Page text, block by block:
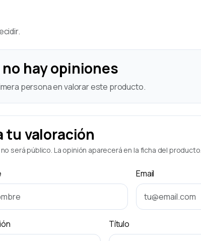
hay opiniones
persona en valorar este producto.
tu valoración
no será público. La opinión aparecerá en la ficha del producto.
Email
Título